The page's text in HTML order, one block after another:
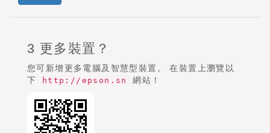
3 更多裝置？
您可新增更多電腦及智慧型裝置。 在裝置上瀏覽以
下
http://epson.sn 網站！